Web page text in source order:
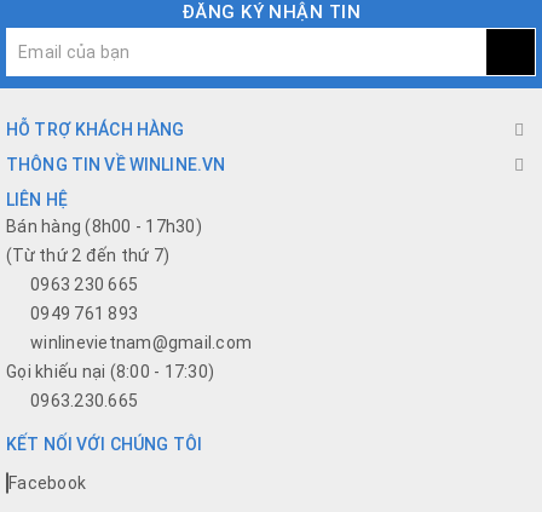
ĐĂNG KÝ NHẬN TIN
HỖ TRỢ KHÁCH HÀNG
THÔNG TIN VỀ WINLINE.VN
LIÊN HỆ
Bán hàng (8h00 - 17h30)
(Từ thứ 2 đến thứ 7)
0963 230 665
0949 761 893
winlinevietnam@gmail.com
Gọi khiếu nại (8:00 - 17:30)
0963.230.665
KẾT NỐI VỚI CHÚNG TÔI
Facebook